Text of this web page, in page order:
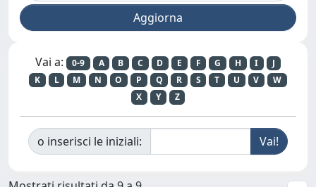
Vai a: 0-9 A B C D E F G H I
J
K
L M N O P Q R S T U V
W
X
Y Z
o inserisci le iniziali: